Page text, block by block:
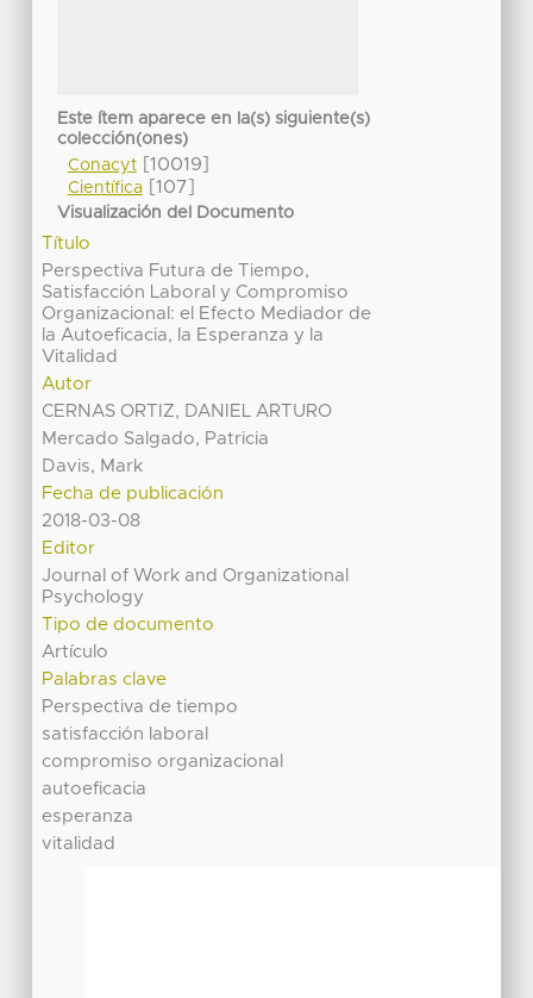
Este ítem aparece en la(s) siguiente(s)
colección(ones)
Conacyt[10019]
Científica[107]
Visualización del Documento
Título
Perspectiva Futura de Tiempo,
Satisfacción Laboral y Compromiso
Organizacional: el Efecto Mediador de
la Autoeficacia, la Esperanza y la
Vitalidad
Autor
CERNAS ORTIZ, DANIEL ARTURO
Mercado Salgado, Patricia
Davis, Mark
Fecha de publicación
2018-03-08
Editor
Journal of Work and Organizational
Psychology
Tipo de documento
Artículo
Palabras clave
Perspectiva de tiempo
satisfacción laboral
compromiso organizacional
autoeficacia
esperanza
vitalidad